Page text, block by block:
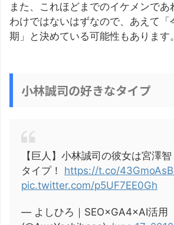
また、これほどまでのイケメンであ
わけではないはずなので、あえて「
期」と決めている可能性もあります。
小林誠司の好きなタイプ
【巨人】小林誠司の彼女は宮澤
タイプ！ https://t.co/
pic.twitter.com/p5UF7EE0Gh
— よしひろ｜SEO×GA4×AI活用